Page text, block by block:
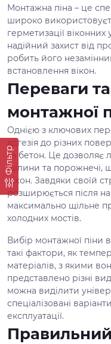
Фільтр
Монтажна піна – це
широко
герметизації
надійний захист від
робить його
встановлення вікон.
Переваги
монтажної
Однією з ключових
адгезія до різних
та бетон. Це дозволяє
щілини та порожнечі,
вікон. Завдяки своїй
розширюється після
максимально щільне
холодних мостів.
Вибір монтажної піни
такі фактори, як
матеріалів, з якими
представлено різні
можна виділити
спеціалізовані
експлуатації.